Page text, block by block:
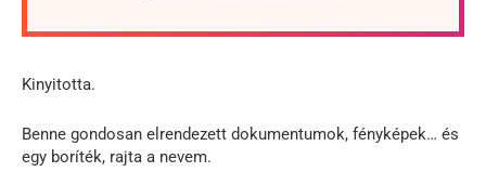
Kinyitotta.
Benne gondosan elrendezett dokumentumok, fényképek… és
egy boríték, rajta a nevem.